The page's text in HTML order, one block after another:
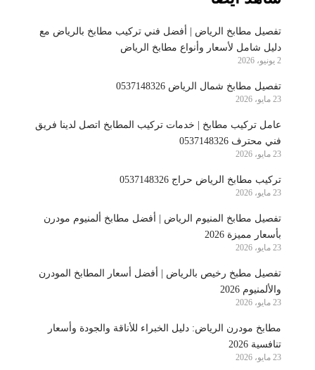
تفصيل مطابخ الرياض | أفضل فني تركيب مطابخ بالرياض مع
دليل شامل لأسعار وأنواع مطابخ الرياض
2 يونيو، 2026
تفصيل مطابخ شمال الرياض 0537148326
23 مايو، 2026
عامل تركيب مطابخ | خدمات تركيب المطابخ اتصل لدينا فريق
فني محترف 0537148326
23 مايو، 2026
تركيب مطابخ الرياض حراج 0537148326
23 مايو، 2026
تفصيل مطابخ المنيوم الرياض | أفضل مطابخ ألمنيوم مودرن
بأسعار مميزة 2026
23 مايو، 2026
تفصيل مطبخ رخيص بالرياض | أفضل أسعار المطابخ المودرن
والألمنيوم 2026
23 مايو، 2026
مطابخ مودرن الرياض: دليل الخبراء للأناقة والجودة وأسعار
تنافسية 2026
23 مايو، 2026